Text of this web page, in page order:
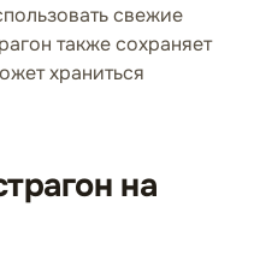
свежие
также сохраняет
храниться
на